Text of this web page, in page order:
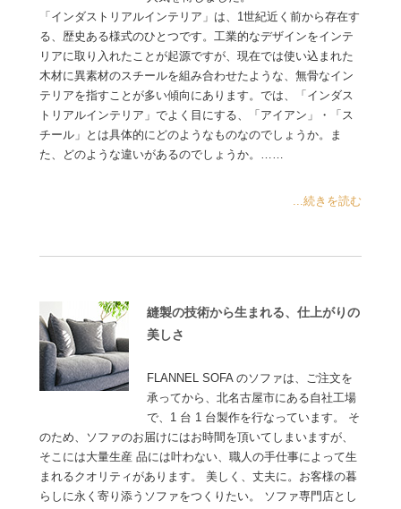
「インダストリアルインテリア」は、1世紀近く前から存在す
る、歴史ある様式のひとつです。工業的なデザインをインテ
リアに取り入れたことが起源ですが、現在では使い込まれた
木材に異素材のスチールを組み合わせたような、無骨なイン
テリアを指すことが多い傾向にあります。では、「インダス
トリアルインテリア」でよく目にする、「アイアン」・「ス
チール」とは具体的にどのようなものなのでしょうか。ま
た、どのような違いがあるのでしょうか。……
...続きを読む
縫製の技術から生まれる、仕上がりの
美しさ
FLANNEL SOFA のソファは、ご注文を
承ってから、北名古屋市にある自社工場
で、1 台 1 台製作を行なっています。 そ
のため、ソファのお届けにはお時間を頂いてしまいますが、
そこには大量生産 品には叶わない、職人の手仕事によって生
まれるクオリティがあります。 美しく、丈夫に。お客様の暮
らしに永く寄り添うソファをつくりたい。 ソファ専門店とし